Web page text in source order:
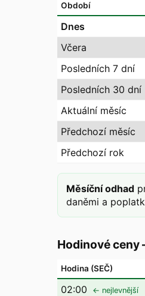
Období
Dnes
Včera
Posledních 7 dní
Posledních 30 dní
Aktuální měsíc
Předchozí měsíc
Předchozí rok
Měsíční odhad
daněmi a
Hodinové ceny
Hodina (SEČ)
02:00 ← nejlevnější